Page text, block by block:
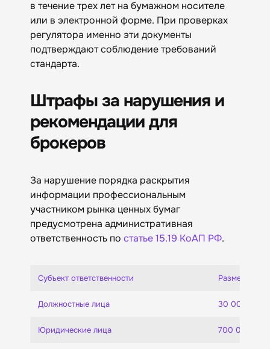
в течение трех лет на бумажном носителе
или в электронной форме. При проверках
регулятора именно эти документы
подтверждают соблюдение требований
стандарта.
Штрафы за нарушения и
рекомендации для
брокеров
За нарушение порядка раскрытия
информации профессиональным
участником рынка ценных бумаг
предусмотрена административная
ответственность по статье 15.19 КоАП РФ.
Субъект ответственности Размер
Должностные лица 30 000–50
Юридические лица 700 000–1